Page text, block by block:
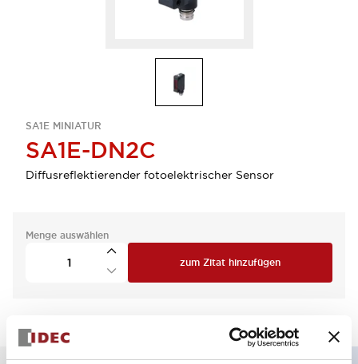
SA1E MINIATUR
SA1E-DN2C
Diffusreflektierender fotoelektrischer Sensor
Menge auswählen
zum Zitat hinzufügen